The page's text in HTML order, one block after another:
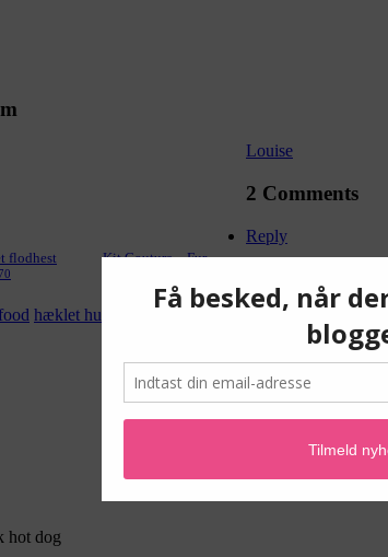
flodhest
Kit Couture – Fur
views 3081
hæklet hurtigmad hæklet pakkekalender
Louise
2 Comments
Reply
hot dog